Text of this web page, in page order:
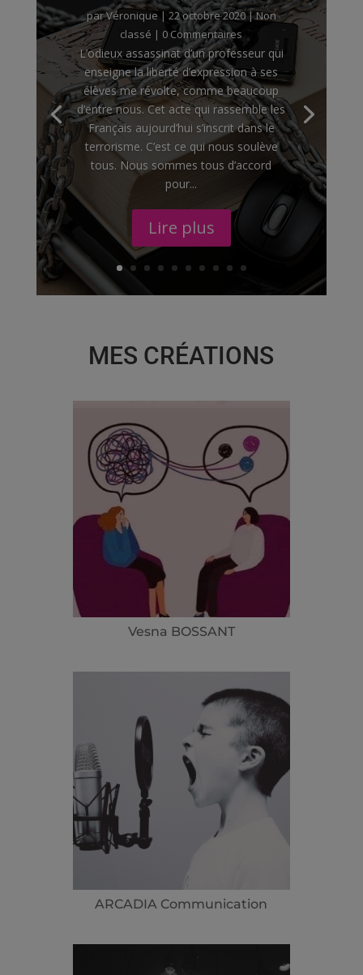
parVéronique| 22 octobre 2020|Non
classé | 0 Commentaires
L’odieux assassinat d’un professeur qui
enseigne la liberté d’expression à ses
élèves me révolte, comme beaucoup
d’entre nous. Cet acte qui rassemble les
Français aujourd’hui s’inscrit dans le
terrorisme. C’est ce qui nous soulève
tous. Nous sommes tous d’accord
pour...
Lire plus
MES CRÉATIONS
Vesna BOSSANT
ARCADIA Communication